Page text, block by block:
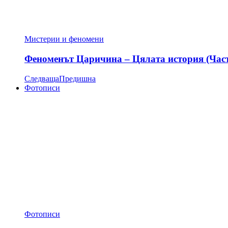
Мистерии и феномени
Феноменът Царичина – Цялата история
СледващаПредишна
Фотописи
Фотописи